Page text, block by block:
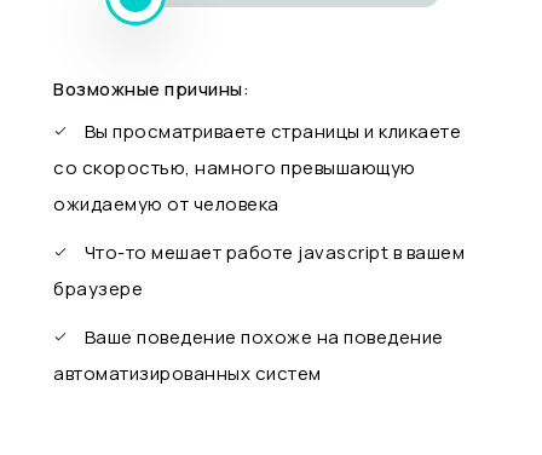
Возможные причины:
Вы просматриваете страницы и кликаете
со скоростью, намного превышающую
ожидаемую от человека
Что-то мешает работе javascript в вашем
браузере
Ваше поведение похоже на поведение
автоматизированных систем